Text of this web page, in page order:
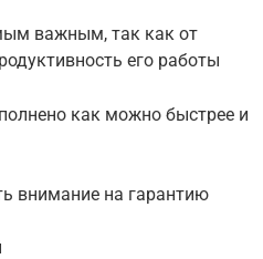
важным, так как от
его работы
как можно быстрее и
внимание на гарантию